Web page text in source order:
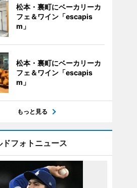
松本・裏町にベーカリーカ
フェ＆ワイン「escapis
m」
松本・裏町にベーカリーカ
フェ＆ワイン「escapis
m」
もっと見る
ドフォトニュース